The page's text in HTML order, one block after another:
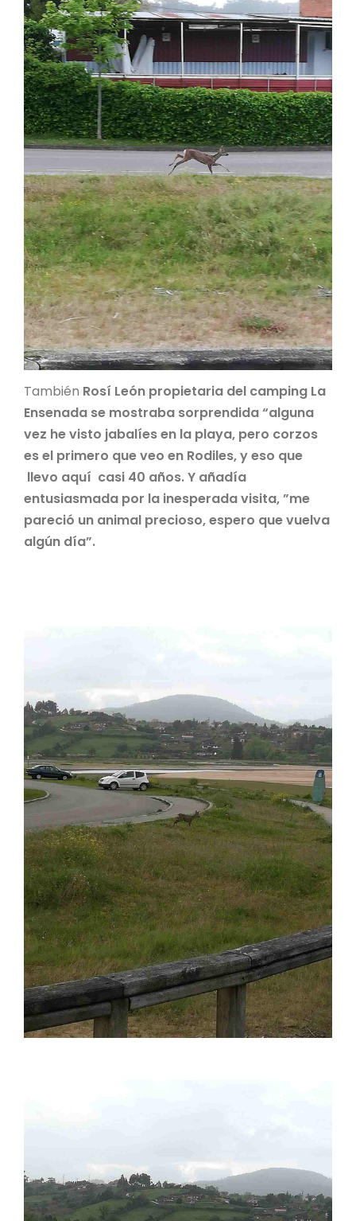
También Rosí León propietaria del camping La
Ensenada se mostraba sorprendida “alguna
vez he visto jabalíes en la playa, pero corzos
es el primero que veo en Rodiles, y eso que
llevo aquí casi 40 años. Y añadía
entusiasmada por la inesperada visita, ”me
pareció un animal precioso, espero que vuelva
algún día”.